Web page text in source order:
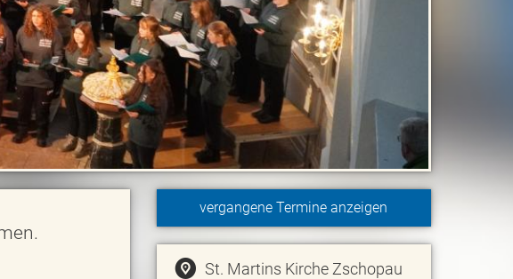
vergangene Termine anzeigen
St. Martins Kirche Zschopau